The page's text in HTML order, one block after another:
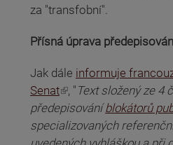
za "transfobní".
Přísná úprava
Jak dále informuje
Senat
(odkaz je externí)
, " Text složený ze 4
předepisováníblokátorů
specializovaných